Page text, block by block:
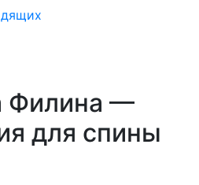
Филина —
для спины